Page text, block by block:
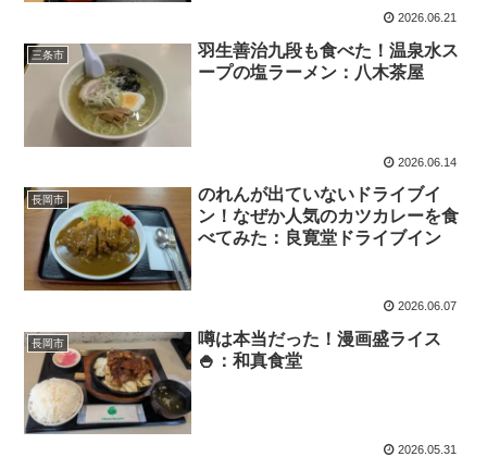
2026.06.21
三条市
羽生善治九段も食べた！温泉水ス
ープの塩ラーメン：八木茶屋
2026.06.14
長岡市
のれんが出ていないドライブイ
ン！なぜか人気のカツカレーを食
べてみた：良寛堂ドライブイン
2026.06.07
長岡市
噂は本当だった！漫画盛ライス
🍚：和真食堂
2026.05.31